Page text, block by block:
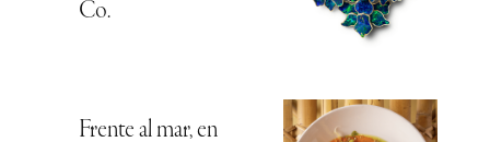
Co.
Frente al mar, en